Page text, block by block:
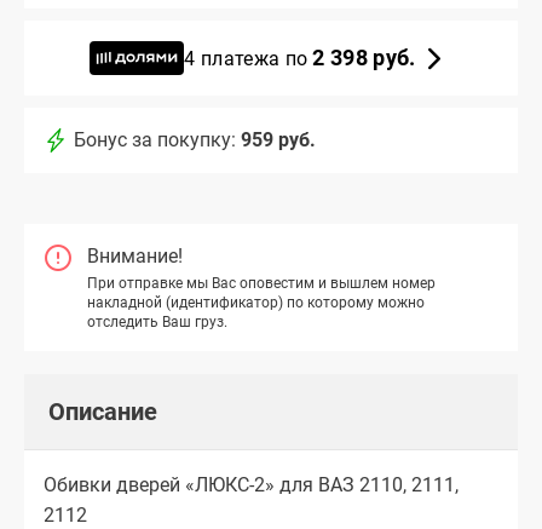
4 платежа по2 398 руб.
Бонус за покупку: 959 руб.
Внимание!
При отправке мы Вас оповестим и вышлем номер
накладной (идентификатор) по которому можно
отследить Ваш груз.
Описание
Обивки дверей «ЛЮКС-2» для ВАЗ 2110, 2111,
2112